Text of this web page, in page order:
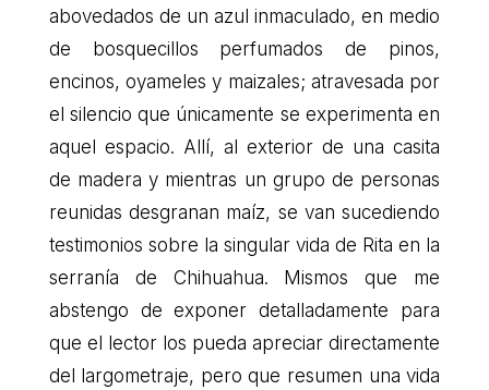
abovedados de un azul inmaculado, en medio
de bosquecillos perfumados de pinos,
encinos, oyameles y maizales; atravesada por
el silencio que únicamente se experimenta en
aquel espacio. Allí, al exterior de una casita
de madera y mientras un grupo de personas
reunidas desgranan maíz, se van sucediendo
testimonios sobre la singular vida de Rita en la
serranía de Chihuahua. Mismos que me
abstengo de exponer detalladamente para
que el lector los pueda apreciar directamente
del largometraje, pero que resumen una vida